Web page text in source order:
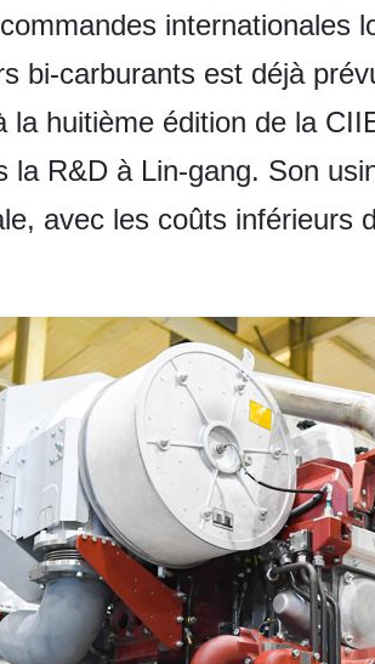
internationales
bi-carburants est déjà
la huitième édition de la
la R&D à Lin-gang. Son
avec les coûts inférieurs